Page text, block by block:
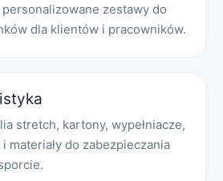
zestawy do
dla klientów i pracowników.
stretch, kartony, wypełniacze,
materiały do zabezpieczania